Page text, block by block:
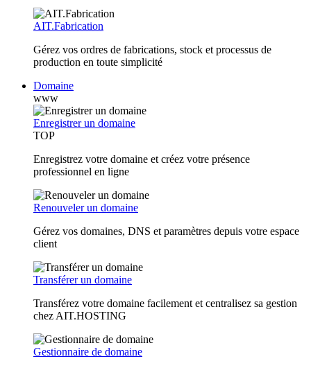
AIT.Fabrication
Gérez vos ordres de fabrications, stock et processus de
production en toute simplicité
Domaine
www
Enregistrer un domaine
TOP
Enregistrez votre domaine et créez votre présence
professionnel en ligne
Renouveler un domaine
Gérez vos domaines, DNS et paramètres depuis votre espace
client
Transférer un domaine
Transférez votre domaine facilement et centralisez sa gestion
chez AIT.HOSTING
Gestionnaire de domaine